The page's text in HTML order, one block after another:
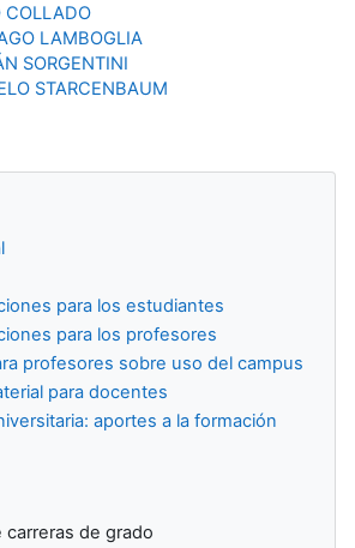
COLLADO
LAMBOGLIA
SORGENTINI
STARCENBAUM
para los estudiantes
para los profesores
profesores sobre uso del campus
para docentes
aportes a la formación
carreras de grado